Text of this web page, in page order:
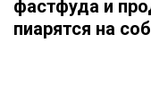
фастфуда и
пиарятся на